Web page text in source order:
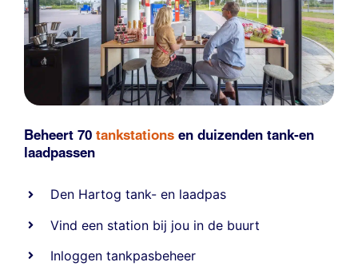
Beheert 70 tankstations en duizenden tank-en
laadpassen
Den Hartog tank- en laadpas
Vind een station bij jou in de buurt
Inloggen tankpasbeheer